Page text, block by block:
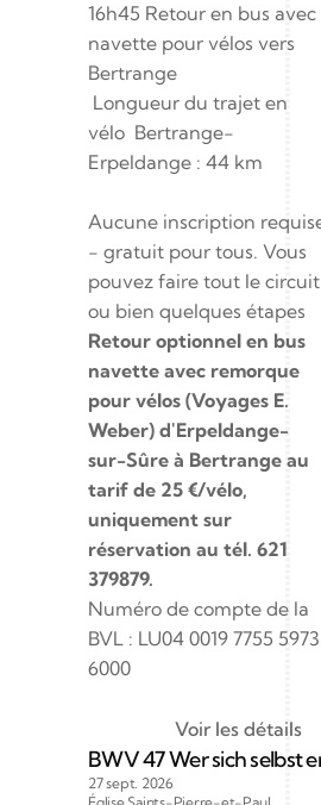
16h45 Retour en bus avec
navette pour vélos vers
Bertrange
vélo  Bertrange-
Erpeldange : 44 km
Aucune inscription
- gratuit pour tous. Vous
pouvez faire tout le circuit
ou bien quelques étapes
Retour optionnel en bus
navette avec remorque
pour vélos (Voyages E.
Weber) d'Erpeldange-
sur-Sûre à Bertrange au
tarif de 25 €/vélo,
uniquement sur
réservation au tél. 621
379879.
Numéro de compte de la
BVL : LU04 0019 7755 5973
6000
Voir les détails
BWV 47 Wer sich selbst
27 sept. 2026